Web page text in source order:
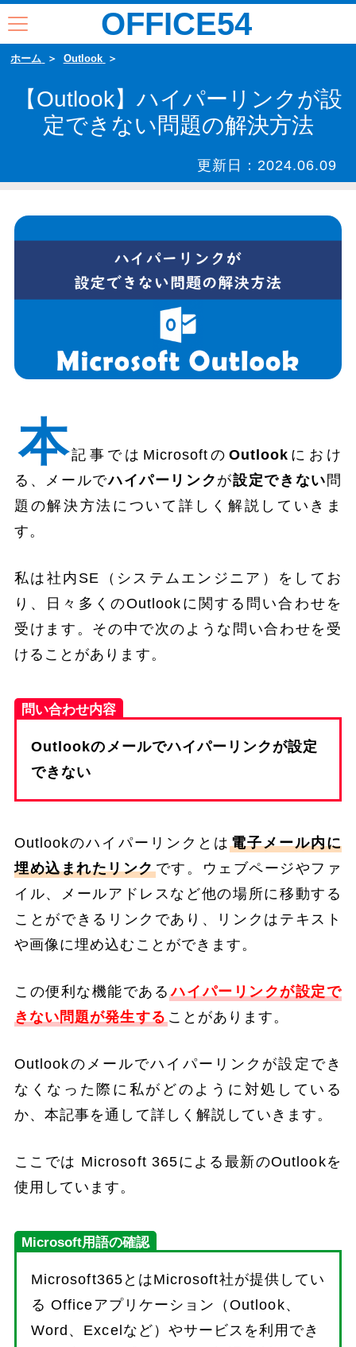
OFFICE54
ホーム Outlook
【Outlook】ハイパーリンクが設
定できない問題の解決方法
更新日： 2024.06.09
本記事ではMicrosoftの Outlook におけ
る、メールでハイパーリンク が設定できない 問
題の解決方法について詳しく解説していきま
す。
私は社内SE（システムエンジニア）をしてお
り、日々多くのOutlookに関する問い合わせを
受けます。その中で次のような問い合わせを受
けることがあります。
問い合わせ内容
Outlookのメールでハイパーリンクが設定
できない
Outlookのハイパーリンクとは 電子メール内に
埋め込まれたリンクです。ウェブページやファ
イル、メールアドレスなど他の場所に移動する
ことができるリンクであり、リンクはテキスト
や画像に埋め込むことができます。
この便利な機能である ハイパーリンクが設定で
きない問題が発生する ことがあります。
Outlookのメールでハイパーリンクが設定でき
なくなった際に私がどのように対処している
か、本記事を通して詳しく解説していきます。
ここでは Microsoft 365による最新のOutlookを
使用しています。
Microsoft用語の確認
Microsoft365とはMicrosoft社が提供してい
る Officeアプリケーション（Outlook、
Word、Excelなど）やサービスを利用でき